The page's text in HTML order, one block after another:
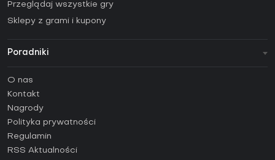
Przeglądaj wszystkie gry
Sklepy z grami i kupony
Poradniki
Poradniki
Jak aktywować klucz Steam (CD Key)?
Jak aktywować klucz Epic Games (CD Key)?
Jak aktywować klucz GOG (CD Key)?
Jak aktywować klucz Ubisoft Connect (CD Key)?
O nas
Kontakt
Nagrody
Polityka prywatności
Regulamin
RSS Aktualności